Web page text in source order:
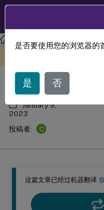
Profile Management
这篇文章已经过机器翻译.
启用 Profile
January 9,
2023
投稿者:
C
是否要使用您的浏览器的
是 否